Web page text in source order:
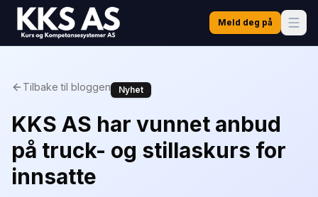
Meld deg på
Tilbake til bloggen Nyhet
KKS AS har vunnet anbud
på truck- og stillaskurs for
innsatte